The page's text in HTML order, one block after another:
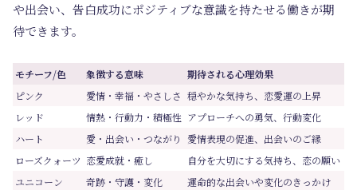
や出会い、告白成功にポジティブな意識を持たせる働きが期
待できます。
モチーフ/色 象徴する意味
期待される心理効果
ピンク
愛情・幸福・やさしさ 穏やかな気持ち、恋愛運の上昇
レッド
情熱・行動力・積極性 アプローチへの勇気、行動変化
ハート
愛・出会い・つながり
愛情表現の促進、出会いのご縁
ローズクォーツ 恋愛成就・癒し
自分を大切にする気持ち、恋の願い
ユニコーン
奇跡・守護・変化 運命的な出会いや変化のきっかけ